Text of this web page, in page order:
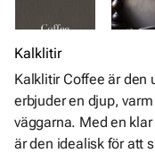
Kalklitir
Kalklitir Coffee är den
erbjuder en djup,
väggarna. Med en
är den idealisk för att